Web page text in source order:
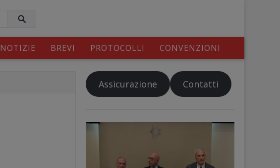
NOTIZIE BREVI PROTOCOLLI CONVENZIONI
Assicurazione Contatti